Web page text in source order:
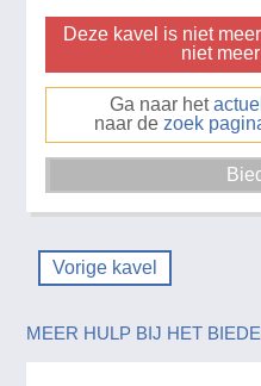
Deze kavel is niet
niet
Ga naar het
naar de zoek
Vorige kavel
MEER HULP BIJ HET